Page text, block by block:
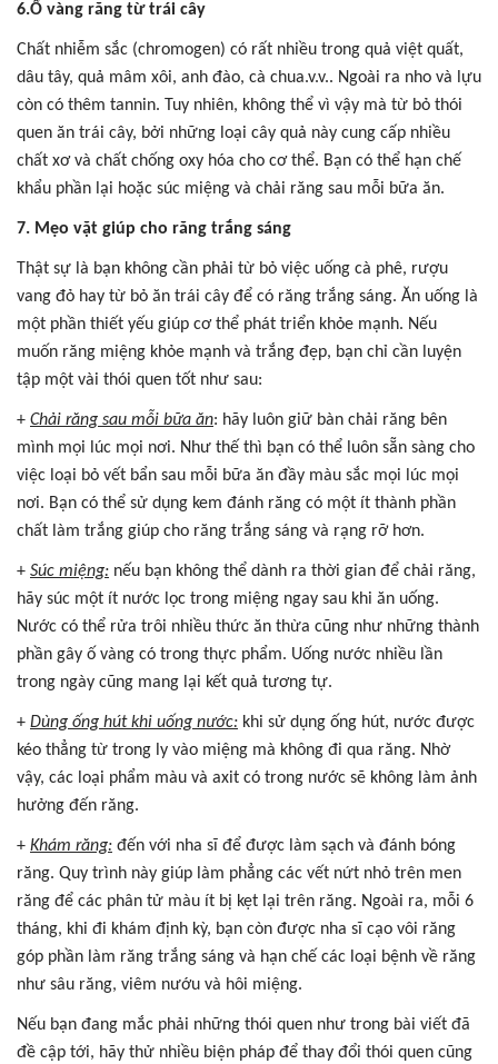
6.Ố vàng răng từ trái cây
Chất nhiễm sắc (chromogen) có rất nhiều trong quả việt quất,
dâu tây, quả mâm xôi, anh đào, cà chua.v.v.. Ngoài ra nho và lựu
còn có thêm tannin. Tuy nhiên, không thể vì vậy mà từ bỏ thói
quen ăn trái cây, bởi những loại cây quả này cung cấp nhiều
chất xơ và chất chống oxy hóa cho cơ thể. Bạn có thể hạn chế
khẩu phần lại hoặc súc miệng và chải răng sau mỗi bữa ăn.
7. Mẹo vặt giúp cho răng trắng sáng
Thật sự là bạn không cần phải từ bỏ việc uống cà phê, rượu
vang đỏ hay từ bỏ ăn trái cây để có răng trắng sáng. Ăn uống là
một phần thiết yếu giúp cơ thể phát triển khỏe mạnh. Nếu
muốn răng miệng khỏe mạnh và trắng đẹp, bạn chỉ cần luyện
tập một vài thói quen tốt như sau:
+ Chải răng sau mỗi bữa ăn: hãy luôn giữ bàn chải răng bên
mình mọi lúc mọi nơi. Như thế thì bạn có thể luôn sẵn sàng cho
việc loại bỏ vết bẩn sau mỗi bữa ăn đầy màu sắc mọi lúc mọi
nơi. Bạn có thể sử dụng kem đánh răng có một ít thành phần
chất làm trắng giúp cho răng trắng sáng và rạng rỡ hơn.
+ Súc miệng: nếu bạn không thể dành ra thời gian để chải răng,
hãy súc một ít nước lọc trong miệng ngay sau khi ăn uống.
Nước có thể rửa trôi nhiều thức ăn thừa cũng như những thành
phần gây ố vàng có trong thực phẩm. Uống nước nhiều lần
trong ngày cũng mang lại kết quả tương tự.
+ Dùng ống hút khi uống nước: khi sử dụng ống hút, nước được
kéo thẳng từ trong ly vào miệng mà không đi qua răng. Nhờ
vậy, các loại phẩm màu và axit có trong nước sẽ không làm ảnh
hưởng đến răng.
+ Khám răng: đến với nha sĩ để được làm sạch và đánh bóng
răng. Quy trình này giúp làm phẳng các vết nứt nhỏ trên men
răng để các phân tử màu ít bị kẹt lại trên răng. Ngoài ra, mỗi 6
tháng, khi đi khám định kỳ, bạn còn được nha sĩ cạo vôi răng
góp phần làm răng trắng sáng và hạn chế các loại bệnh về răng
như sâu răng, viêm nướu và hôi miệng.
Nếu bạn đang mắc phải những thói quen như trong bài viết đã
đề cập tới, hãy thử nhiều biện pháp để thay đổi thói quen cũng